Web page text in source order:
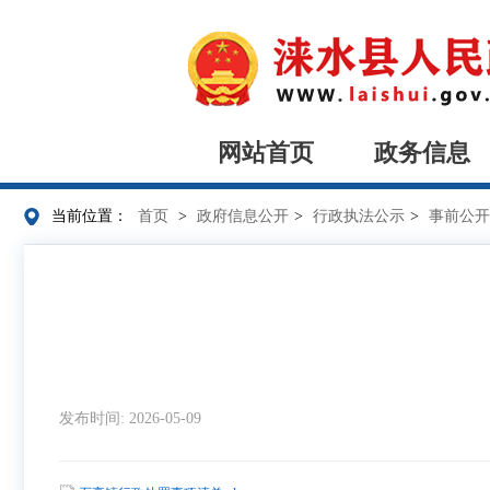
网站首页 政务信息
当前位置： 首页 > 政府信息公开 > 行政执法公示 > 事前公开
发布时间: 2026-05-09